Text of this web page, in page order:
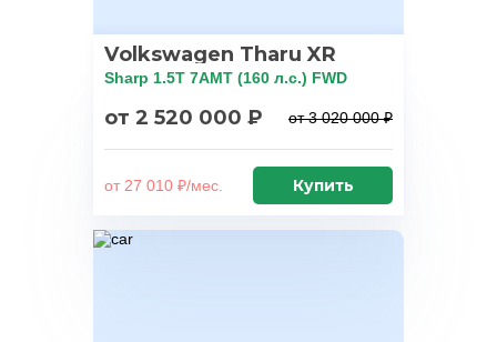
Volkswagen Tharu XR
Sharp 1.5T 7AMT (160 л.с.) FWD
от 2 520 000 ₽ от 3 020 000 ₽
от 27 010 ₽/мес. Купить